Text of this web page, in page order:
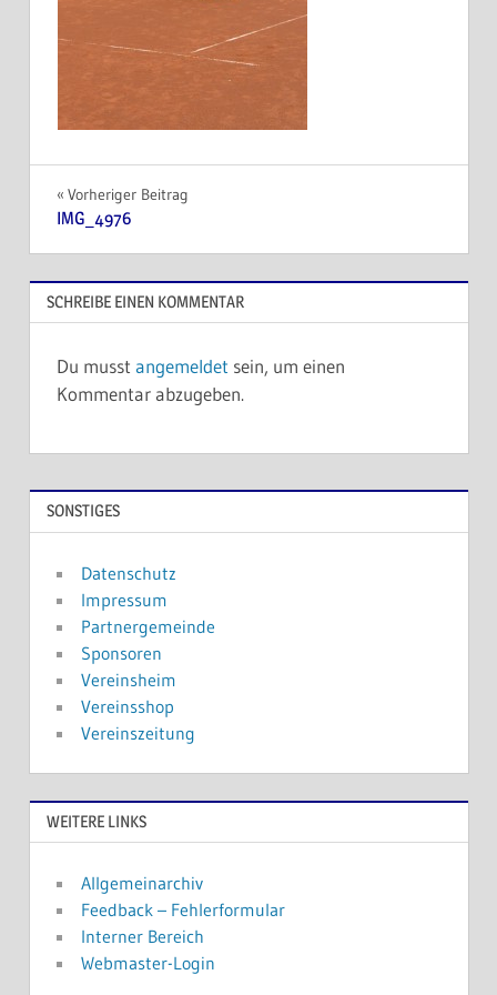
Beitragsnavigation
Vorheriger Beitrag
IMG_4976
SCHREIBE EINEN KOMMENTAR
Du musst angemeldet sein, um einen
Kommentar abzugeben.
SONSTIGES
Datenschutz
Impressum
Partnergemeinde
Sponsoren
Vereinsheim
Vereinsshop
Vereinszeitung
WEITERE LINKS
Allgemeinarchiv
Feedback – Fehlerformular
Interner Bereich
Webmaster-Login